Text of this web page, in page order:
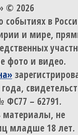
© 2026
в
и мире,
фото и видео.
ФС77 – 62791.
материалы, не
младше 18 лет.